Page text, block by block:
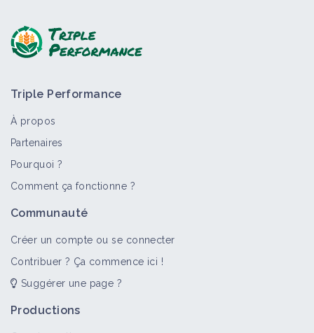
Triple Performance
À propos
Partenaires
Pourquoi ?
Comment ça fonctionne ?
Communauté
Créer un compte ou se connecter
Contribuer ? Ça commence ici !
Suggérer une page ?
Productions